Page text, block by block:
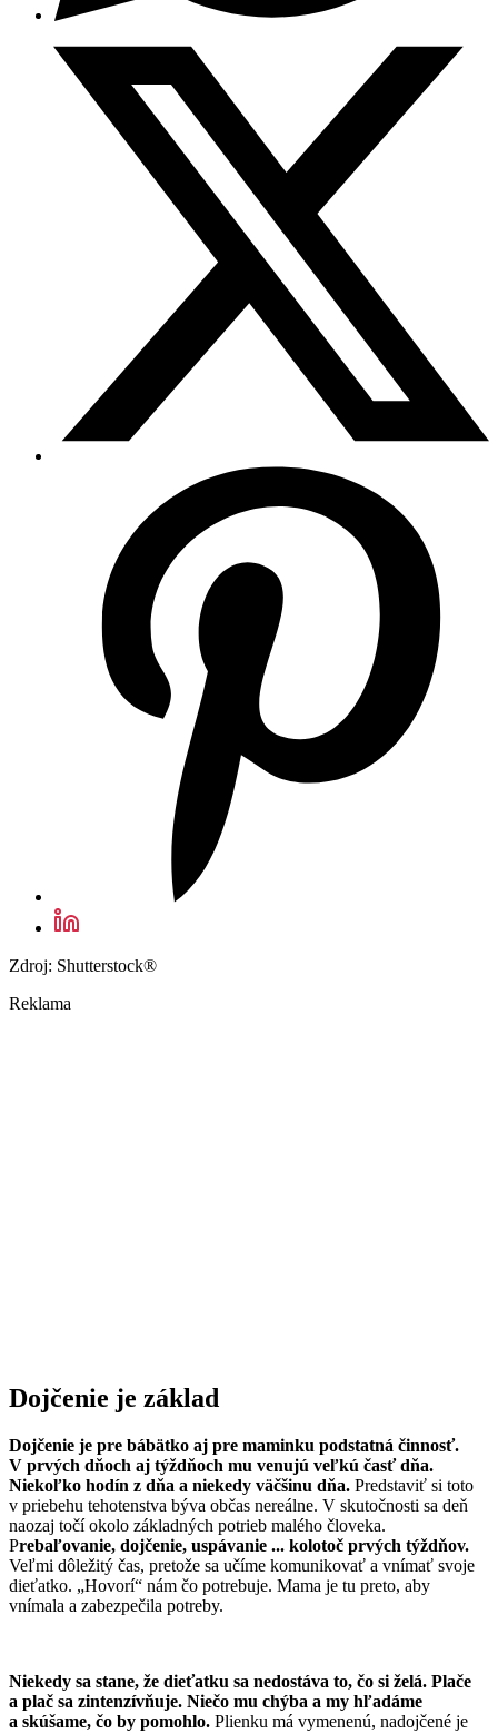
Zdroj: Shutterstock®
Reklama
Dojčenie je základ
Dojčenie je pre bábätko aj pre maminku podstatná činnosť.
V prvých dňoch aj týždňoch mu venujú veľkú časť dňa.
Niekoľko hodín z dňa a niekedy väčšinu dňa. Predstaviť si toto
v priebehu tehotenstva býva občas nereálne. V skutočnosti sa deň
naozaj točí okolo základných potrieb malého človeka.
Prebaľovanie, dojčenie, uspávanie ... kolotoč prvých týždňov.
Veľmi dôležitý čas, pretože sa učíme komunikovať a vnímať svoje
dieťatko. „Hovorí“ nám čo potrebuje. Mama je tu preto, aby
vnímala a zabezpečila potreby.
Niekedy sa stane, že dieťatku sa nedostáva to, čo si želá. Plače
a plač sa zintenzívňuje. Niečo mu chýba a my hľadáme
a skúšame, čo by pomohlo. Plienku má vymenenú, nadojčené je